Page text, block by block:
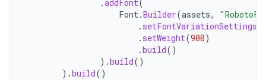
.addFont(
Font.Builder(assets,
. setFontVariationSettings
. setWeight(900)
.build()
).build()
).build()